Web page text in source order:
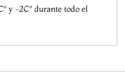
y -2Cº durante todo el